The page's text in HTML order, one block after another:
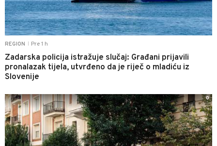
REGION Pre 1 h
Zadarska policija istražuje slučaj: Građani prijavili
pronalazak tijela, utvrđeno da je riječ o mladiću iz
Slovenije
0